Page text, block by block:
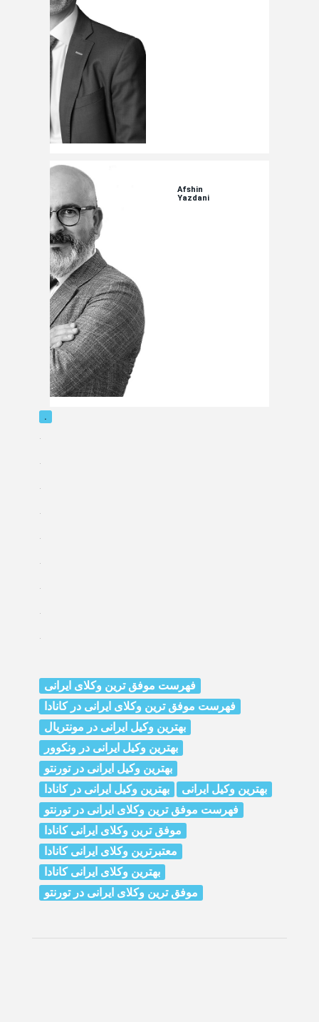
Afshin
Yazdani
.
فهرست موفق ترین وکلای ایرانی
فهرست موفق ترین وکلای ایرانی در کانادا
بهترین وکیل ایرانی در مونتریال
بهترین وکیل ایرانی در ونکوور
بهترین وکیل ایرانی در تورنتو
بهترین وکیل ایرانی در کانادا
بهترین وکیل ایرانی
فهرست موفق ترین وکلای ایرانی در تورنتو
موفق ترین وکلای ایرانی کانادا
معتبرترین وکلای ایرانی کانادا
بهترین وکلای ایرانی کانادا
موفق ترین وکلای ایرانی در تورنتو